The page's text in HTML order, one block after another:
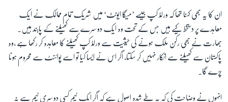
ان کا یہ بھی کہنا تھا کہ ورلڈ کپ جیسے ’میگا ایونٹ‘ میں شریک تمام ممالک نے ایک
معاہدے پر دستخط کیے ہیں جس کے تحت وہ ایک دوسرے سے کھیلنے کے پابند ہیں۔
بھارت نے بھی رکن ملک ہونے کی حیثیت سے ورلڈ کپ کھیلنے کا معاہدہ کر رکھا ہے ،وہ
پاکستان سے کھیلنے سے انکار نہیں کر سکتا، اگر اس نے ایسا کیا تو اسے پوائنٹ سے محروم ہونا
پڑے گا۔
انہوں نے وضاحت کی کہ یہ طے شدہ اصول ہے کہ اگر ایک ٹیم کسی دوسری ٹیم سے نہ